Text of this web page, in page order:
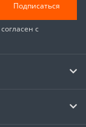
Подписаться
с